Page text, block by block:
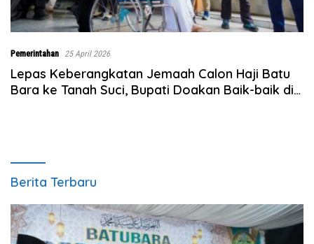
Pemerintahan 25 April 2026
Lepas Keberangkatan Jemaah Calon Haji Batu
Bara ke Tanah Suci, Bupati Doakan Baik-baik di
Berita Terbaru